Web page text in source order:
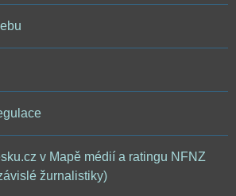
v Mapě médií a ratingu NFNZ
žurnalistiky)